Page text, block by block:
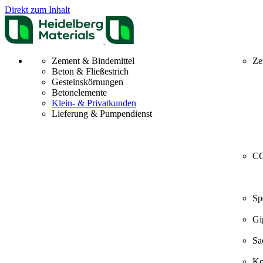
Direkt zum Inhalt
Zement & Bindemittel
Beton & Fließestrich
Gesteinskörnungen
Betonelemente
Klein- & Privatkunden
Lieferung & Pumpendienst